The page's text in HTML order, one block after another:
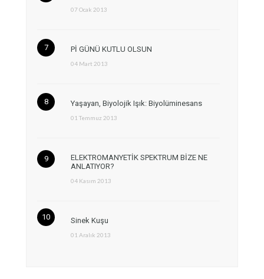
07 Ocak 2013
Pİ GÜNÜ KUTLU OLSUN
04 Mart 2013
Yaşayan, Biyolojik Işık: Biyolüminesans
01 Temmuz 2013
ELEKTROMANYETİK SPEKTRUM BİZE NE
ANLATIYOR?
04 Kasım 2013
Sinek Kuşu
01 Aralık 2013